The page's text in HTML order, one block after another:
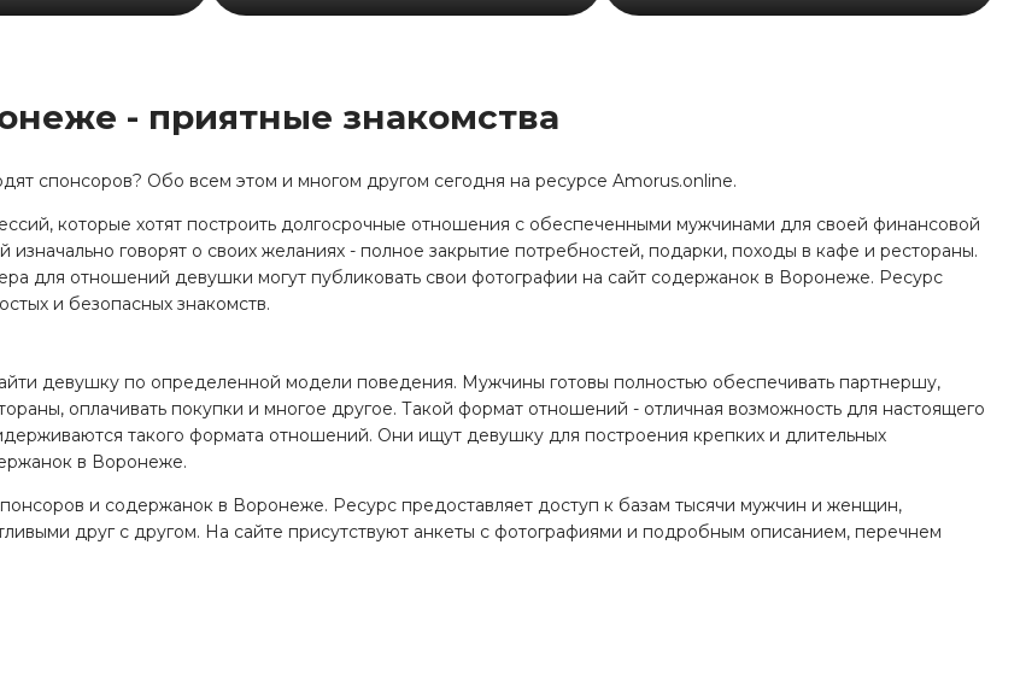
- приятные знакомства
спонсоров? Обо всем этом и многом другом сегодня на ресурсе Amorus.online.
которые хотят построить долгосрочные отношения с обеспеченными мужчинами для своей финансовой
говорят о своих желаниях - полное закрытие потребностей, подарки, походы в кафе и рестораны.
для отношений девушки могут публиковать свои фотографии на сайт содержанок в Воронеже. Ресурс
и безопасных знакомств.
девушку по определенной модели поведения. Мужчины готовы полностью обеспечивать партнершу,
оплачивать покупки и многое другое. Такой формат отношений - отличная возможность для настоящего
такого формата отношений. Они ищут девушку для построения крепких и длительных
в Воронеже.
и содержанок в Воронеже. Ресурс предоставляет доступ к базам тысячи мужчин и женщин,
друг с другом. На сайте присутствуют анкеты с фотографиями и подробным описанием, перечнем
модель отношений?
основанный на обоюдном удовлетворении потребностей. Как и во всех других отношениях, каждый из